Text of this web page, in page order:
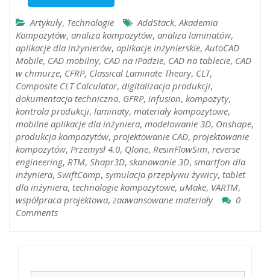
Artykuły, Technologie AddStack,Akademia
Kompozytów, analiza kompozytów, analiza laminatów,
aplikacje dla inżynierów, aplikacje inżynierskie,AutoCAD
Mobile, CAD mobilny, CAD na iPadzie, CAD na tablecie, CAD
w chmurze, CFRP, Classical Laminate Theory, CLT,
Composite CLT Calculator, digitalizacja produkcji,
dokumentacja techniczna, GFRP, infusion, kompozyty,
kontrola produkcji, laminaty, materiały kompozytowe,
mobilne aplikacje dla inżyniera, modelowanie 3D, Onshape,
produkcja kompozytów, projektowanie CAD, projektowanie
kompozytów, Przemysł 4.0, Qlone, ResinFlowSim, reverse
engineering, RTM, Shapr3D, skanowanie 3D, smartfon dla
inżyniera, SwiftComp, symulacja przepływu żywicy, tablet
dla inżyniera, technologie kompozytowe, uMake, VARTM,
współpraca projektowa, zaawansowane materiały
0
Comments